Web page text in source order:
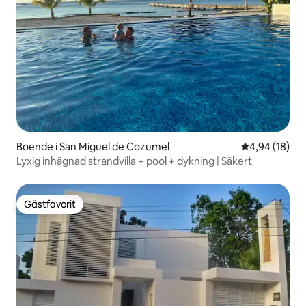
Boende i San Miguel de Cozumel 4,94 av 5 i
4,94 (18)
Lyxig inhägnad strandvilla + pool + dykning | Säkert
Gästfavorit
Gästfavorit